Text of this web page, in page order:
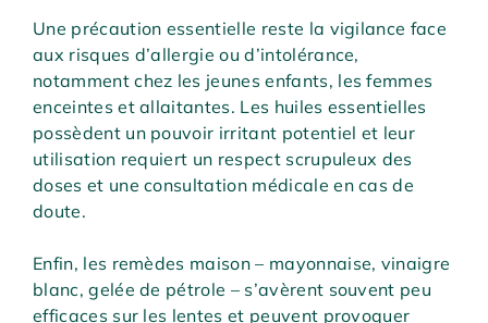
Une précaution essentielle reste la vigilance face
aux risques d’allergie ou d’intolérance,
notamment chez les jeunes enfants, les femmes
enceintes et allaitantes. Les huiles essentielles
possèdent un pouvoir irritant potentiel et leur
utilisation requiert un respect scrupuleux des
doses et une consultation médicale en cas de
doute.
Enfin, les remèdes maison – mayonnaise, vinaigre
blanc, gelée de pétrole – s’avèrent souvent peu
efficaces sur les lentes et peuvent provoquer